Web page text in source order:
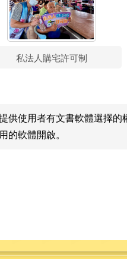
私法人購宅許可制
供使用者有文書軟體選擇
的軟體開啟。